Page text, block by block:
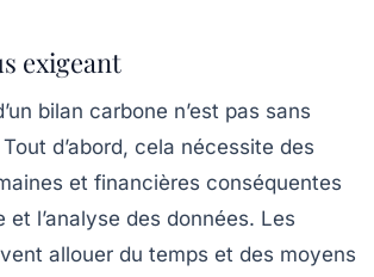
exigeant
bilan carbone n’est pas sans
d’abord, cela nécessite des
et financières conséquentes
et l’analyse des données. Les
allouer du temps et des moyens